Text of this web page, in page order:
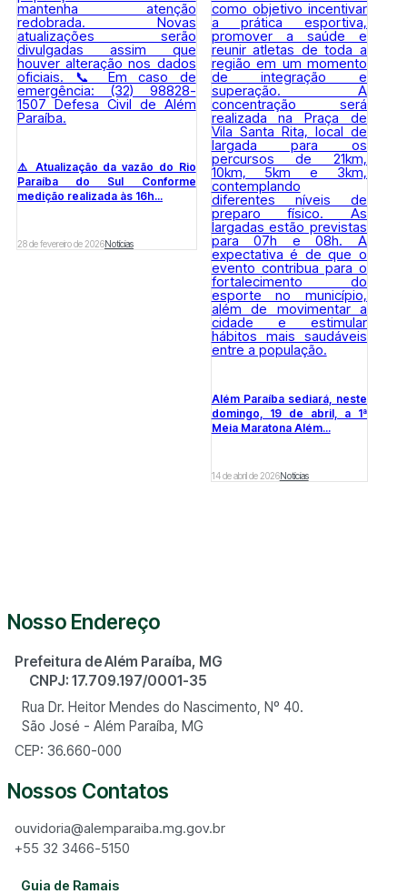
⚠️ Atualização da vazão do Rio
Paraíba do Sul Conforme
medição realizada às 16h...
28 de fevereiro de 2026Notícias
Além Paraíba sediará, neste
domingo, 19 de abril, a 1ª
Meia Maratona Além...
14 de abril de 2026Notícias
Nosso Endereço
Prefeitura de Além Paraíba, MG
CNPJ: 17.709.197/0001-35
Rua Dr. Heitor Mendes do Nascimento, Nº 40.
São José - Além Paraíba, MG
CEP: 36.660-000
Nossos Contatos
ouvidoria@alemparaiba.mg.gov.br
+55 32 3466-5150
Guia de Ramais